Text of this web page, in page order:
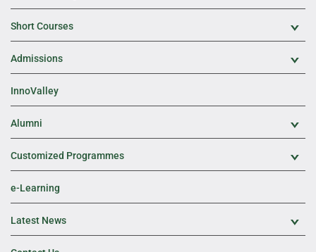
Short Courses
Admissions
InnoValley
Alumni
Customized Programmes
e-Learning
Latest News